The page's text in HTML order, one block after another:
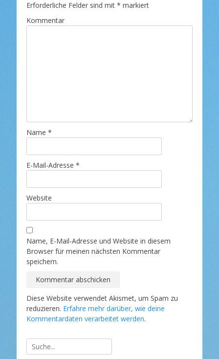
Erforderliche Felder sind mit * markiert
Kommentar
Name *
E-Mail-Adresse *
Website
Name, E-Mail-Adresse und Website in diesem
Browser für meinen nächsten Kommentar
speichern.
Diese Website verwendet Akismet, um Spam zu
reduzieren. Erfahre mehr darüber, wie deine
Kommentardaten verarbeitet werden.
Suche
nach: